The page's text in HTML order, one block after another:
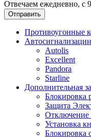
Отвечаем ежедневно, с
Отправить
Противоугонные
Автосигнализации
Autolis
Excellent
Pandora
Starline
Дополнительная
Блокировка
Защита
Отключение
Установка
Блокировка